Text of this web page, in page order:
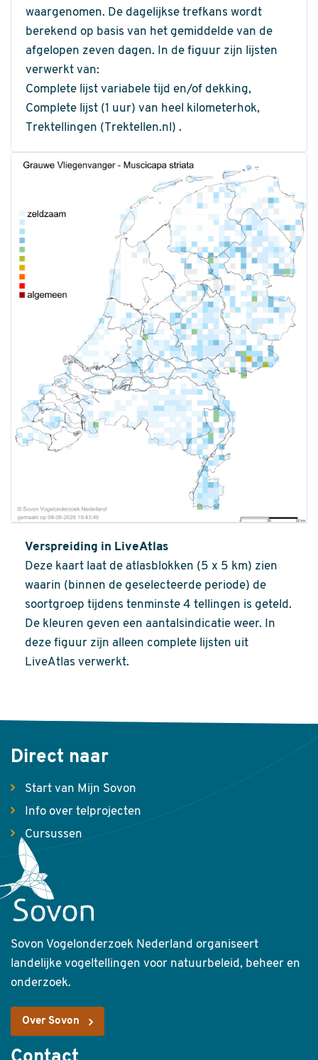
waargenomen. De dagelijkse trefkans wordt
berekend op basis van het gemiddelde van de
afgelopen zeven dagen. In de figuur zijn lijsten
verwerkt van:
Complete lijst variabele tijd en/of dekking,
Complete lijst (1 uur) van heel kilometerhok,
Trektellingen (Trektellen.nl) .
Verspreiding in LiveAtlas
Deze kaart laat de atlasblokken (5 x 5 km) zien
waarin (binnen de geselecteerde periode) de
soortgroep tijdens tenminste 4 tellingen is geteld.
De kleuren geven een aantalsindicatie weer. In
deze figuur zijn alleen complete lijsten uit
LiveAtlas verwerkt.
Direct naar
Start van Mijn Sovon
Info over telprojecten
Cursussen
Sovon Vogelonderzoek Nederland organiseert
landelijke vogeltellingen voor natuurbeleid, beheer en
onderzoek.
Over Sovon